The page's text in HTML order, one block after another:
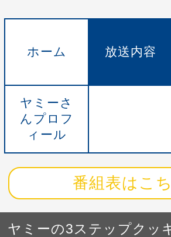
ホーム 放送内容
ヤミーさ
んプロフ
ィール
番組表はこ
ヤミーの3ステップクッ